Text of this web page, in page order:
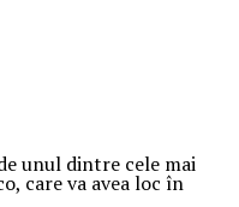
unul dintre cele mai
care va avea loc în